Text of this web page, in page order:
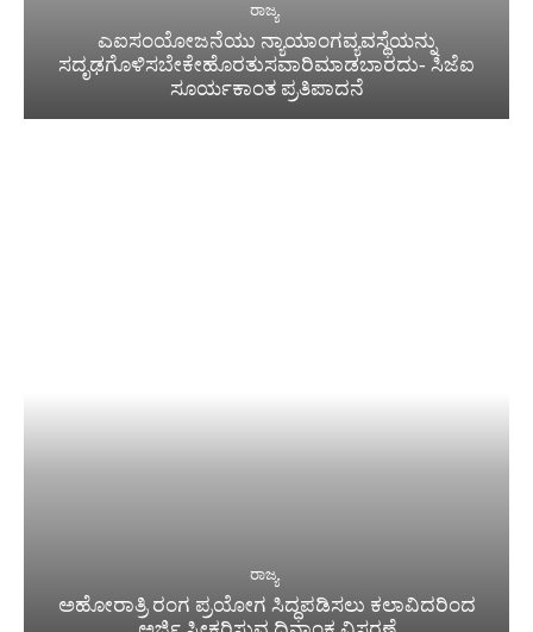
ರಾಜ್ಯ
ಎಐಸಂಯೋಜನೆಯು ನ್ಯಾಯಾಂಗವ್ಯವಸ್ಥೆಯನ್ನು
ಸದೃಢಗೊಳಿಸಬೇಕೇಹೊರತುಸವಾರಿಮಾಡಬಾರದು- ಸಿಜೆಐ
ಸೂರ್ಯಕಾಂತ ಪ್ರತಿಪಾದನೆ
ರಾಜ್ಯ
ಅಹೋರಾತ್ರಿ ರಂಗ ಪ್ರಯೋಗ ಸಿದ್ಧಪಡಿಸಲು ಕಲಾವಿದರಿಂದ